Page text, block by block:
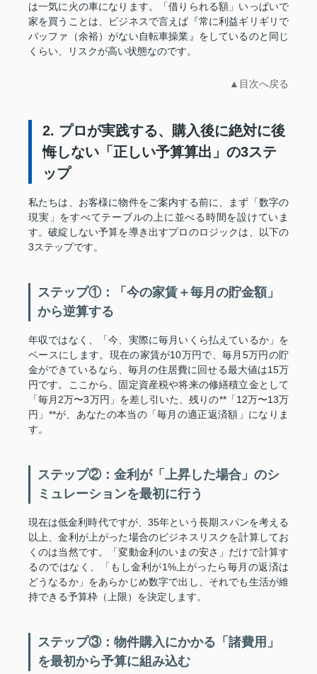
は一気に火の車になります。「借りられる額」いっぱいで
家を買うことは、ビジネスで言えば『常に利益ギリギリで
バッファ（余裕）がない自転車操業』をしているのと同じ
くらい、リスクが高い状態なのです。
▲目次へ戻る
2. プロが実践する、購入後に絶対に後
悔しない「正しい予算算出」の3ステ
ップ
私たちは、お客様に物件をご案内する前に、まず「数字の
現実」をすべてテーブルの上に並べる時間を設けていま
す。破綻しない予算を導き出すプロのロジックは、以下の
3ステップです。
ステップ①：「今の家賃＋毎月の貯金額」
から逆算する
年収ではなく、「今、実際に毎月いくら払えているか」を
ベースにします。現在の家賃が10万円で、毎月5万円の貯
金ができているなら、毎月の住居費に回せる最大値は15万
円です。ここから、固定資産税や将来の修繕積立金として
「毎月2万〜3万円」を差し引いた、残りの**「12万〜13万
円」**が、あなたの本当の「毎月の適正返済額」になりま
す。
ステップ②：金利が「上昇した場合」のシ
ミュレーションを最初に行う
現在は低金利時代ですが、35年という長期スパンを考える
以上、金利が上がった場合のビジネスリスクを計算してお
くのは当然です。「変動金利のいまの安さ」だけで計算す
るのではなく、「もし金利が1%上がったら毎月の返済は
どうなるか」をあらかじめ数字で出し、それでも生活が維
持できる予算枠（上限）を決定します。
ステップ③：物件購入にかかる「諸費用」
を最初から予算に組み込む